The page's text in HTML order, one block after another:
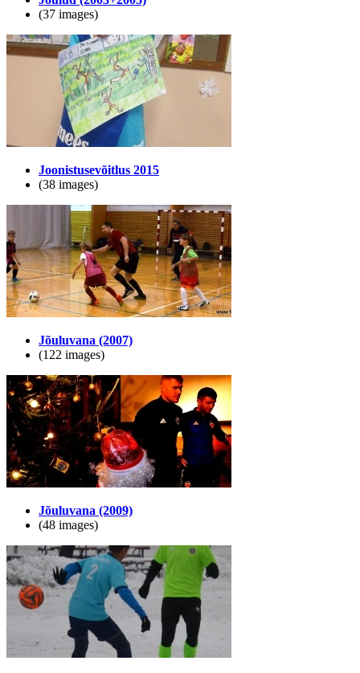
(37 images)
Joonistusevõitlus 2015
(38 images)
Jõuluvana (2007)
(122 images)
Jõuluvana (2009)
(48 images)